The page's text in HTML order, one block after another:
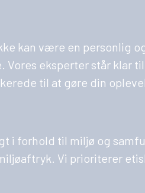
kan være en personlig
eksperter står klar
til at gøre din
i forhold til miljø og
Vi prioriterer